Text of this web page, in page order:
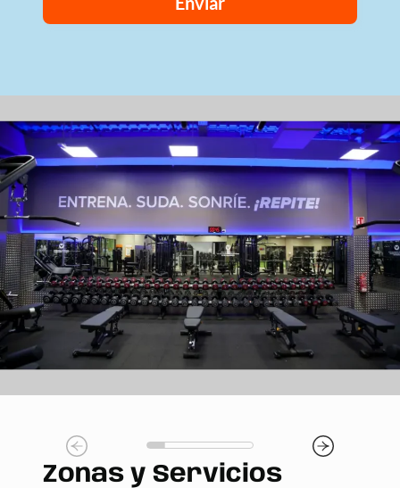
Zonas y Servicios